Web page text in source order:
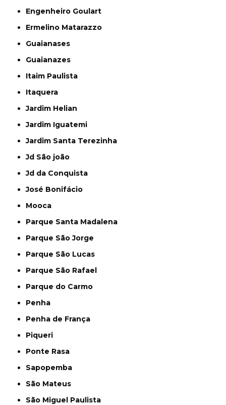
Engenheiro Goulart
Ermelino Matarazzo
Guaianases
Guaianazes
Itaim Paulista
Itaquera
Jardim Helian
Jardim Iguatemi
Jardim Santa Terezinha
Jd São joão
Jd da Conquista
José Bonifácio
Mooca
Parque Santa Madalena
Parque São Jorge
Parque São Lucas
Parque São Rafael
Parque do Carmo
Penha
Penha de França
Piqueri
Ponte Rasa
Sapopemba
São Mateus
São Miguel Paulista